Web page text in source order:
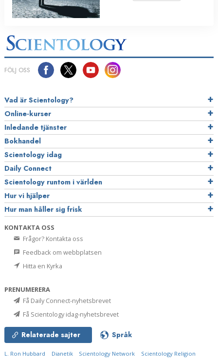
FÖLJ OSS
Vad är Scientology?
Online-kurser
Inledande tjänster
Bokhandel
Scientology idag
Daily Connect
Scientology runtom i världen
Hur vi hjälper
Hur man håller sig frisk
KONTAKTA OSS
Frågor? Kontakta oss
Feedback om webbplatsen
Hitta en Kyrka
PRENUMERERA
Få Daily Connect-nyhetsbrevet
Få Scientology idag-nyhetsbrevet
Relaterade sajter Språk
L. Ron Hubbard Dianetik Scientology Network
Scientology Religion